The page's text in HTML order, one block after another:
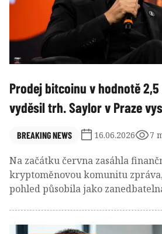
Prodej bitcoinu v hodnotě
vyděsil trh. Saylor v Praze
BREAKING NEWS 16.06.2026 7
Na začátku června zasáhla
kryptoměnovou komunitu
pohled působila jako